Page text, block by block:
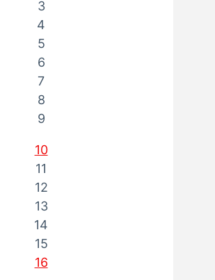
3
4
5
6
7
8
9
10
11
12
13
14
15
16